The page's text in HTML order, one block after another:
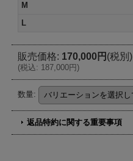
M
L
販売価格: 170,000円 (税別)
(税込: 187,000円)
数量:
返品特約に関する重要事項